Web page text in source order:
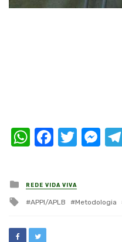
WhatsApp
Posted
in
REDE VIDA VIVA
Tagged
APPI/APLB Metodologia